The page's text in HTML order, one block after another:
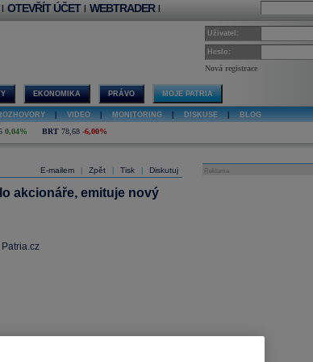
| OTEVŘÍT ÚČET | WEBTRADER |
Uživatel:
Heslo:
Nová registrace
EKONOMIKA PRÁVO MOJE PATRIA
VIDEO MONITORING DISKUSE BLOG
0,04% BRT 78,68 -6,00%
E-mailem Zpět Tisk Diskutuj
akcionáře, emituje nový
Patria.cz
Reklama